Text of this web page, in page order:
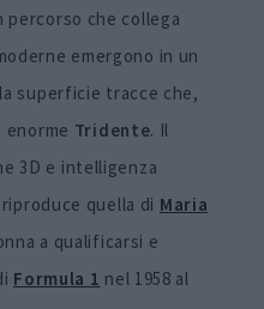
percorso che collega
emergono in un
superficie tracce che,
enorme Tridente. Il
3D e intelligenza
quella di Maria
a qualificarsi e
Formula 1 nel 1958 al